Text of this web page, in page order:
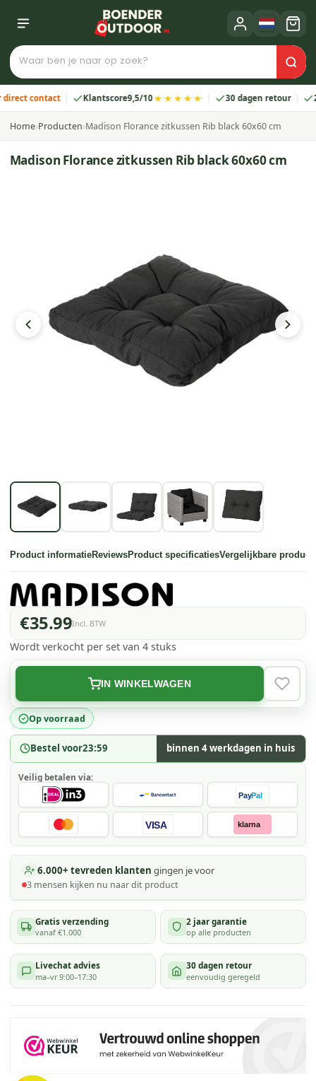
contact Klantscore9,5/10★★★★★ 30 dagen retour 2
Home›Producten›Madison Florance zitkussen Rib black 60x60 cm
Madison Florance zitkussen Rib black 60x60 cm
Product informatieReviewsProduct specificatiesVergelijkbare
€35.99Incl. BTW
Op voorraad
Bestel voor23:59 binnen 4 werkdagen in huis
Wordt verkocht per set van 4 stuks
IN WINKELWAGEN
Veilig betalen via:
PayPal
VISA klarna
6.000+ tevreden klanten gingen je voor
3 mensen kijken nu naar dit product
Gratis verzending
vanaf €1.000
2 jaar garantie
op alle producten
Livechat advies
ma–vr 9:00–17:30
30 dagen retour
eenvoudig geregeld